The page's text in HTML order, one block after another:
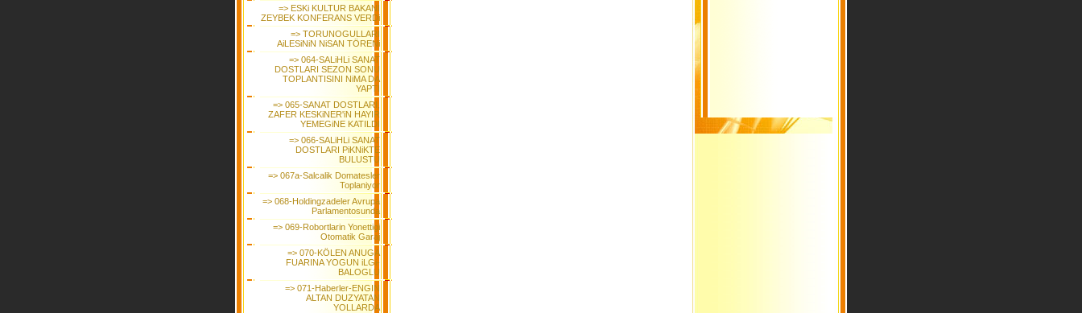
=> ESKi KULTUR BAKANI
ZEYBEK KONFERANS VERDi
=> TORUNOGULLARI
AiLESiNiN NiSAN TÖRENi
=> 064-SALiHLi SANAT
DOSTLARI SEZON SONU
TOPLANTISINI NiMA DA
YAPTI
=> 065-SANAT DOSTLARI,
ZAFER KESKiNER'iN HAYIR
YEMEGiNE KATILDI
=> 066-SALiHLi SANAT
DOSTLARI PiKNiKTE
BULUSTU
=> 067a-Salcalik Domatesler
Toplaniyor
=> 068-Holdingzadeler Avrupa
Parlamentosunda
=> 069-Robortlarin Yonettigi
Otomatik Garaj
=> 070-KÖLEN ANUGA
FUARINA YOGUN iLGi-
BALOGLU
=> 071-Haberler-ENGIN
ALTAN DUZYATAN
YOLLARDA